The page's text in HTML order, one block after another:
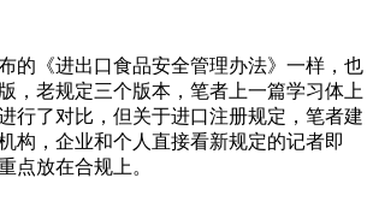
的《进出口食品安全管理办法》一样，也
，老规定三个版本，笔者上一篇学习体上
行了对比，但关于进口注册规定，笔者建
构，企业和个人直接看新规定的记者即
点放在合规上。